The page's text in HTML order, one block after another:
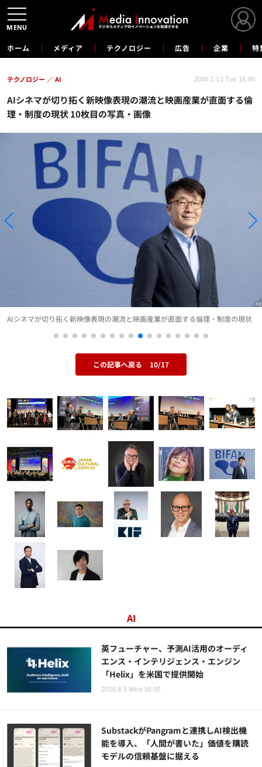
ホーム メディア テクノロジー 広告 企業 特
AIシネマが切り拓く新映像表現の潮流と映画産業が直面する倫
理・制度の現状 10枚目の写真・画像
テクノロジー AI 2026.1.13 Tue 16:00
AIシネマが切り拓く新映像表現の潮流と映画産業が直面する倫理・制度の現状
この記事へ戻る 10/17
AI
英フューチャー、予測AI活用のオーディ
エンス・インテリジェンス・エンジン
「Helix」を米国で提供開始
2026.8.5 Wed 16:00
SubstackがPangramと連携しAI検出機
能を導入、「人間が書いた」価値を購読
モデルの信頼基盤に据える
MENU